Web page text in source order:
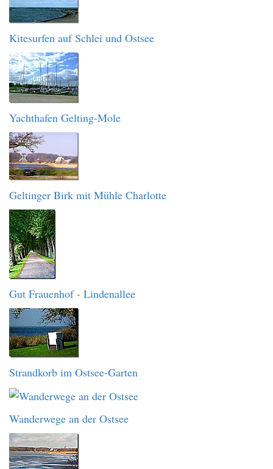
Kitesurfen auf Schlei und Ostsee
Yachthafen Gelting-Mole
Geltinger Birk mit Mühle Charlotte
Gut Frauenhof - Lindenallee
Strandkorb im Ostsee-Garten
Wanderwege an der Ostsee